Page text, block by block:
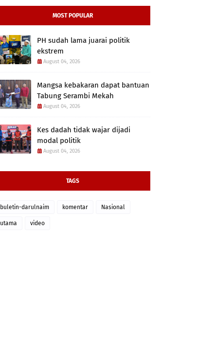
MOST POPULAR
PH sudah lama juarai politik
ekstrem
August 04, 2026
Mangsa kebakaran dapat bantuan
Tabung Serambi Mekah
August 04, 2026
Kes dadah tidak wajar dijadi
modal politik
August 04, 2026
TAGS
buletin-darulnaim komentar Nasional
utama video